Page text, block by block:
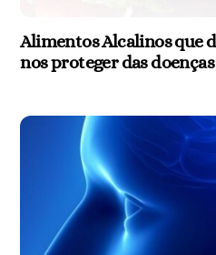
Alimentos Alcalinos que
nos proteger das doenças